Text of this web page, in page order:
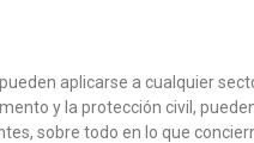
aplicarse a cualquier
y la protección civil,
sobre todo en lo que